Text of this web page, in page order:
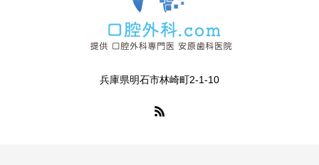
兵庫県明石市林崎町2-1-10